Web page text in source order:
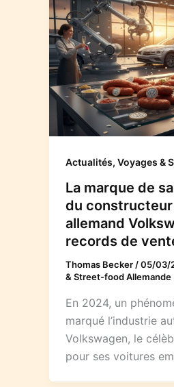
Actualités, Voyages &
La marque de
du
allemand
records de
Thomas Becker/05/03/
& Street-food Allemande
En 2024, un
marqué l’industrie
Volkswagen, le
pour ses voitures